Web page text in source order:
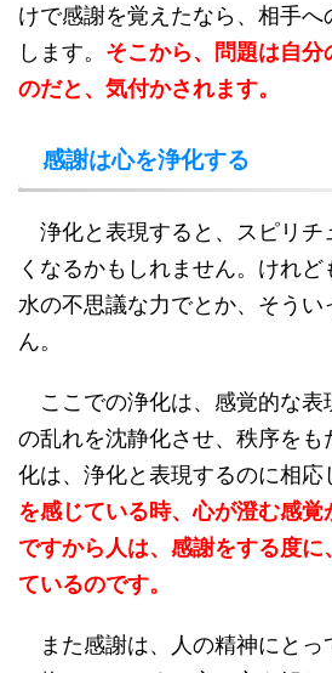
けで感謝を覚えたなら、相手
します。 そこから、問題は自
のだと、気付かされます。
感謝は心を浄化する
浄化と表現すると、スピリチ
くなるかもしれません。けれ
水の不思議な力でとか、そう
ん。
ここでの浄化は、感覚的な表
の乱れを沈静化させ、秩序を
化は、浄化と表現するのに相応
を感じている時、心が澄む感覚
ですから人は、感謝をする度に
ているのです。
また感謝は、人の精神にとっ